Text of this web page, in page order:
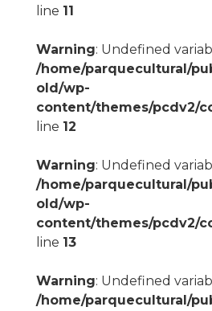
line 11
Warning: Undefined
/home/parquecultural/
old/wp-
content/themes/pcdv2/
line 12
Warning: Undefined
/home/parquecultural/
old/wp-
content/themes/pcdv2/
line 13
Warning: Undefined
/home/parquecultural/